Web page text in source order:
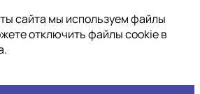
сайта мы используем файлы
отключить файлы cookie в